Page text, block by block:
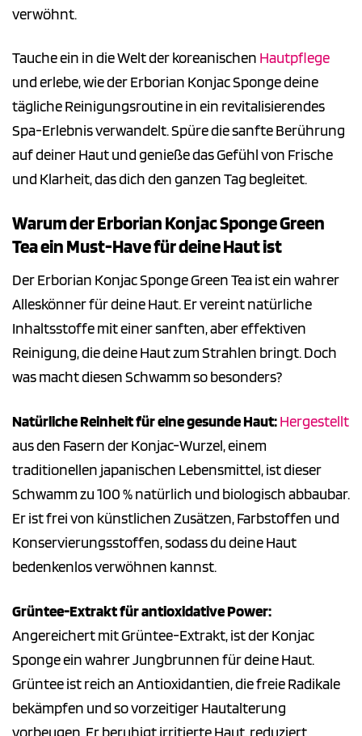
verwöhnt.
Tauche ein in die Welt der koreanischen Hautpflege
und erlebe, wie der Erborian Konjac Sponge deine
tägliche Reinigungsroutine in ein revitalisierendes
Spa-Erlebnis verwandelt. Spüre die sanfte Berührung
auf deiner Haut und genieße das Gefühl von Frische
und Klarheit, das dich den ganzen Tag begleitet.
Warum der Erborian Konjac Sponge Green
Tea ein Must-Have für deine Haut ist
Der Erborian Konjac Sponge Green Tea ist ein wahrer
Alleskönner für deine Haut. Er vereint natürliche
Inhaltsstoffe mit einer sanften, aber effektiven
Reinigung, die deine Haut zum Strahlen bringt. Doch
was macht diesen Schwamm so besonders?
Natürliche Reinheit für eine gesunde Haut:Hergestellt
aus den Fasern der Konjac-Wurzel, einem
traditionellen japanischen Lebensmittel, ist dieser
Schwamm zu 100 % natürlich und biologisch abbaubar.
Er ist frei von künstlichen Zusätzen, Farbstoffen und
Konservierungsstoffen, sodass du deine Haut
bedenkenlos verwöhnen kannst.
Grüntee-Extrakt für antioxidative Power:
Angereichert mit Grüntee-Extrakt, ist der Konjac
Sponge ein wahrer Jungbrunnen für deine Haut.
Grüntee ist reich an Antioxidantien, die freie Radikale
bekämpfen und so vorzeitiger Hautalterung
vorbeugen. Er beruhigt irritierte Haut, reduziert